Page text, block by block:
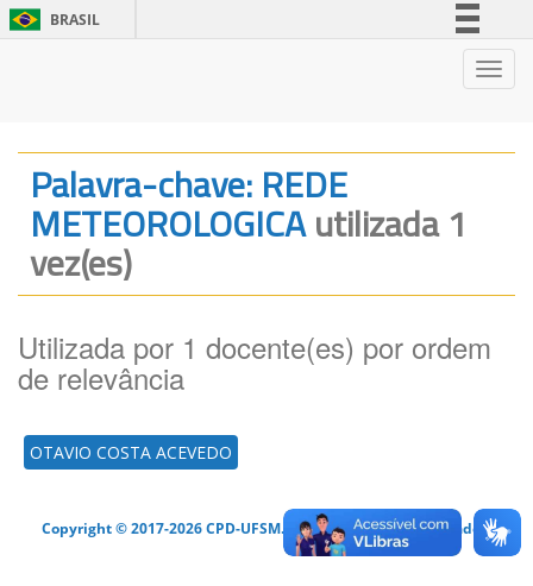
BRASIL
Legislação
Canais
Palavra-chave: REDE
METEOROLOGICAutilizada 1
vez(es)
Utilizada por 1 docente(es) por ordem
de relevância
OTAVIO COSTA ACEVEDO
Copyright © 2017-2026 CPD-UFSM. Todos os direitos reservados.